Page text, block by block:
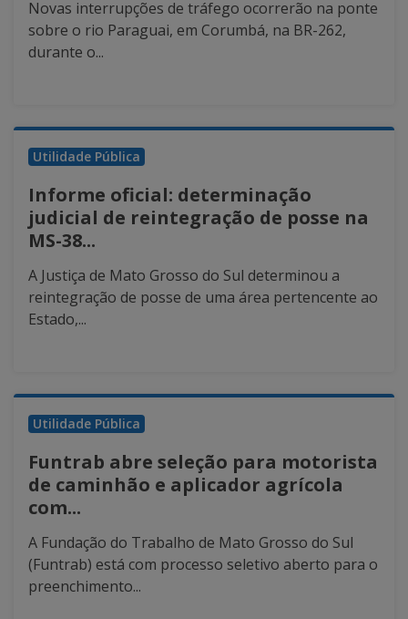
Novas interrupções de tráfego ocorrerão na ponte
sobre o rio Paraguai, em Corumbá, na BR-262,
durante o...
Utilidade Pública
Informe oficial: determinação
judicial de reintegração de posse na
MS-38...
A Justiça de Mato Grosso do Sul determinou a
reintegração de posse de uma área pertencente ao
Estado,...
Utilidade Pública
Funtrab abre seleção para motorista
de caminhão e aplicador agrícola
com...
A Fundação do Trabalho de Mato Grosso do Sul
(Funtrab) está com processo seletivo aberto para o
preenchimento...